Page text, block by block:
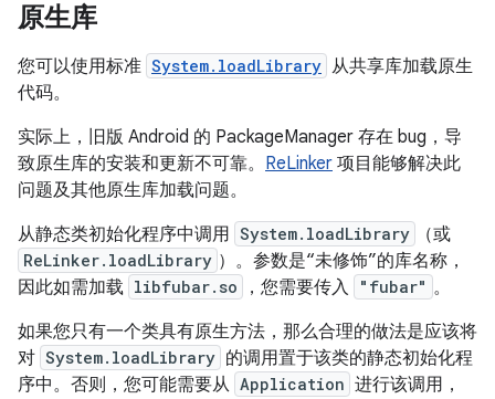
原生库
您可以使用标准 System.loadLibrary 从共享库加载原生
代码。
实际上，旧版 Android 的 PackageManager 存在 bug，导
致原生库的安装和更新不可靠。 ReLinker 项目能够解决此
问题及其他原生库加载问题。
从静态类初始化程序中调用 System.loadLibrary （或
ReLinker.loadLibrary ）。参数是“未修饰”的库名称，
因此如需加载 libfubar.so ，您需要传入 "fubar" 。
如果您只有一个类具有原生方法，那么合理的做法是应该将
对 System.loadLibrary 的调用置于该类的静态初始化程
序中。否则，您可能需要从 Application 进行该调用，